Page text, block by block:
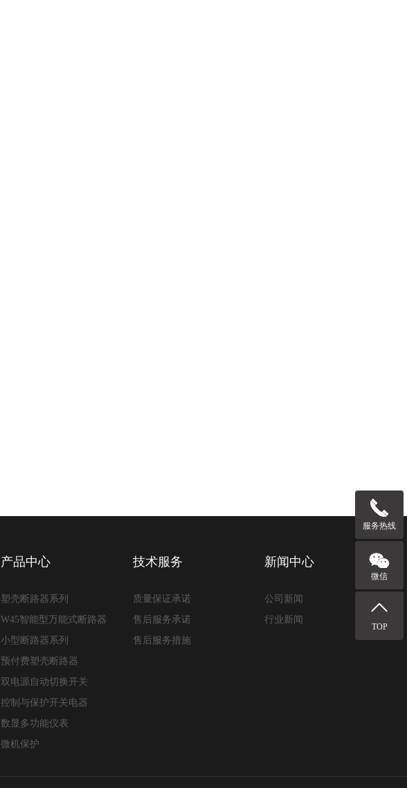
产品中心
塑壳断路器系列
W45智能型万能式断路器
小型断路器系列
预付费塑壳断路器
双电源自动切换开关
控制与保护开关电器
数显多功能仪表
微机保护
技术服务
质量保证承诺
售后服务承诺
售后服务措施
新闻中心
公司新闻
行业新闻
服务热线
微信
TOP